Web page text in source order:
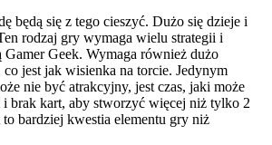
będą się z tego cieszyć. Dużo się dzieje i
rodzaj gry wymaga wielu strategii i
Geek. Wymaga również dużo
co jest jak wisienka na torcie. Jedynym
nie być atrakcyjny, jest czas, jaki może
brak kart, aby stworzyć więcej niż tylko 2
bardziej kwestia elementu gry niż